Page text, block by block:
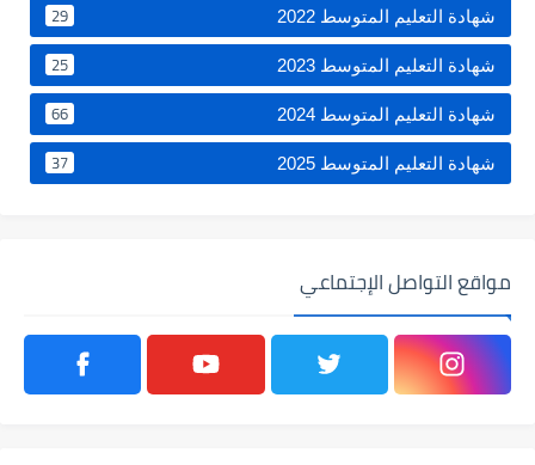
شهادة التعليم المتوسط 2022 29
شهادة التعليم المتوسط 2023 25
شهادة التعليم المتوسط 2024 66
شهادة التعليم المتوسط 2025 37
مواقع التواصل الإجتماعي